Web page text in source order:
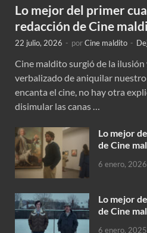
Lo mejor del primer
redacción de Cine
22 julio, 2026 - porCine maldito -
Cine maldito surgió de la ilusión
verbalizado de aniquilar
encanta el cine, no hay otra
disimular las canas …
Lo mejor
de Cine
6 enero, 2026
Lo mejor
de Cine
6 enero, 2025